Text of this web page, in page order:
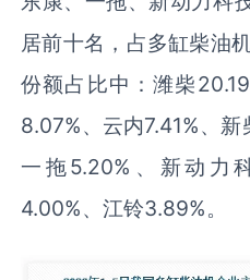
居前十名，占多缸柴油
份额占比中：潍柴
8.07%、云内7.41%、新
一拖5.20%、新动力
4.00%、江铃3.89%。